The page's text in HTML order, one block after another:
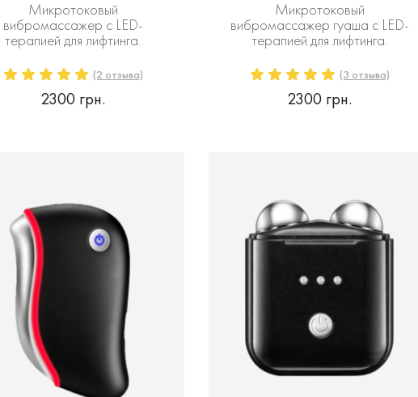
Микротоковый
вибромассажер с LED-
терапией для лифтинга.
(2 отзыва)
2300 грн.
Микротоковый
вибромассажер гуаша с LED-
терапией для лифтинга.
(3 отзыва)
2300 грн.